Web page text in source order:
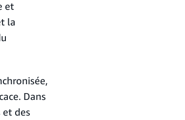
et
la
Dans
et des